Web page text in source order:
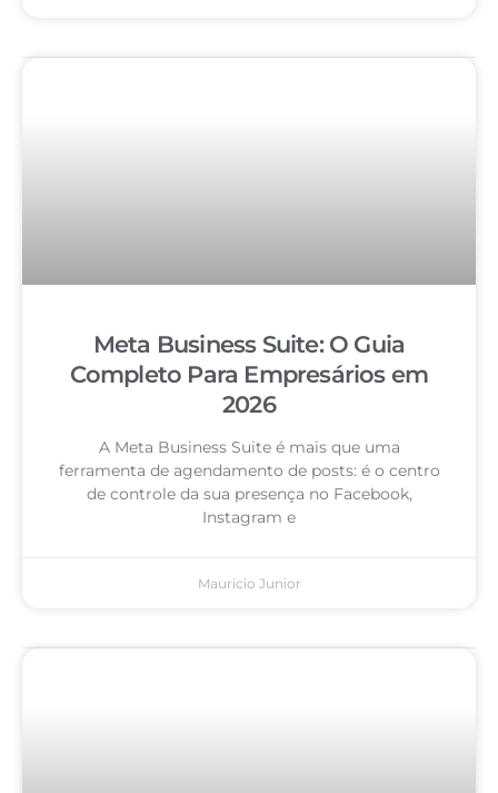
Meta Business Suite: O Guia
Completo Para Empresários em
2026
A Meta Business Suite é mais que uma
ferramenta de agendamento de posts: é o centro
de controle da sua presença no Facebook,
Instagram e
Mauricio Junior